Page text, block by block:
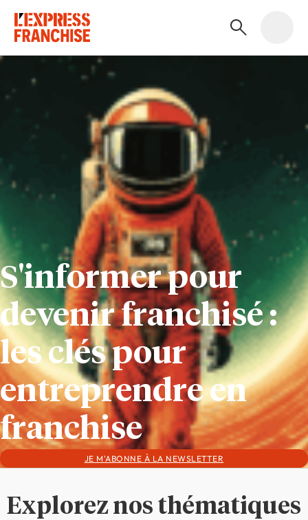
S'informer pour
devenir franchisé :
les clés pour
entreprendre en
franchise
JE M'ABONNE À LA NEWSLETTER
Explorez nos thématiques